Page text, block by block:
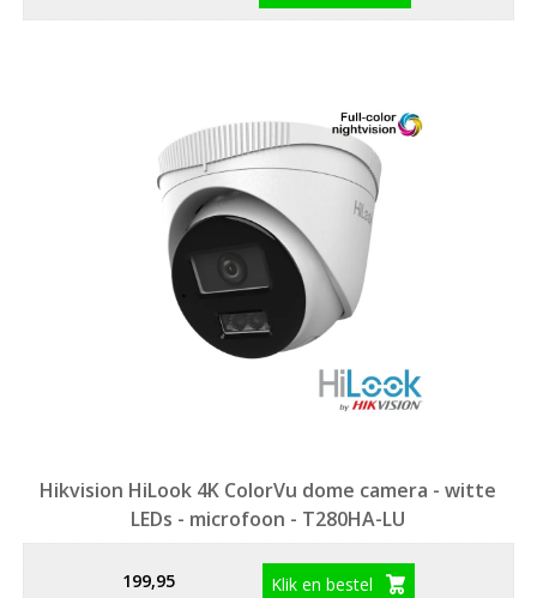
Hikvision HiLook 4K ColorVu dome camera - witte
LEDs - microfoon - T280HA-LU
199,95 Klik en bestel